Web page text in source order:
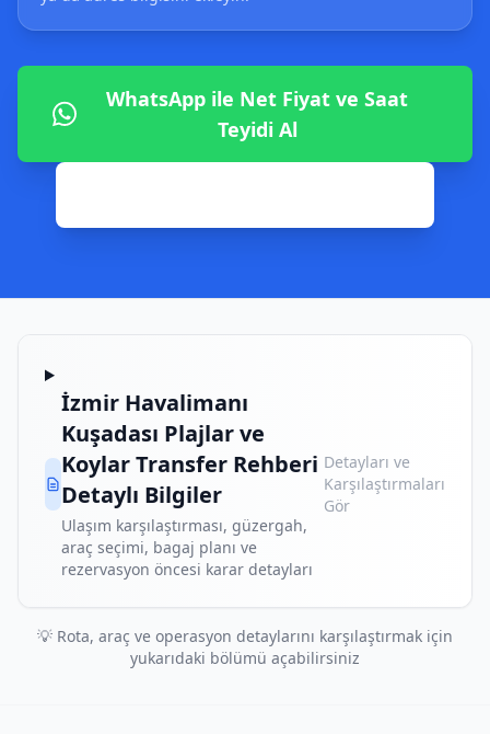
WhatsApp ile Net Fiyat ve Saat
Teyidi Al
İzmir Havalimanı
Kuşadası Plajlar ve
Koylar Transfer Rehberi
Detaylı Bilgiler
Ulaşım karşılaştırması, güzergah,
araç seçimi, bagaj planı ve
rezervasyon öncesi karar detayları
Detayları ve
Karşılaştırmaları
Gör
💡 Rota, araç ve operasyon detaylarını karşılaştırmak için
yukarıdaki bölümü açabilirsiniz